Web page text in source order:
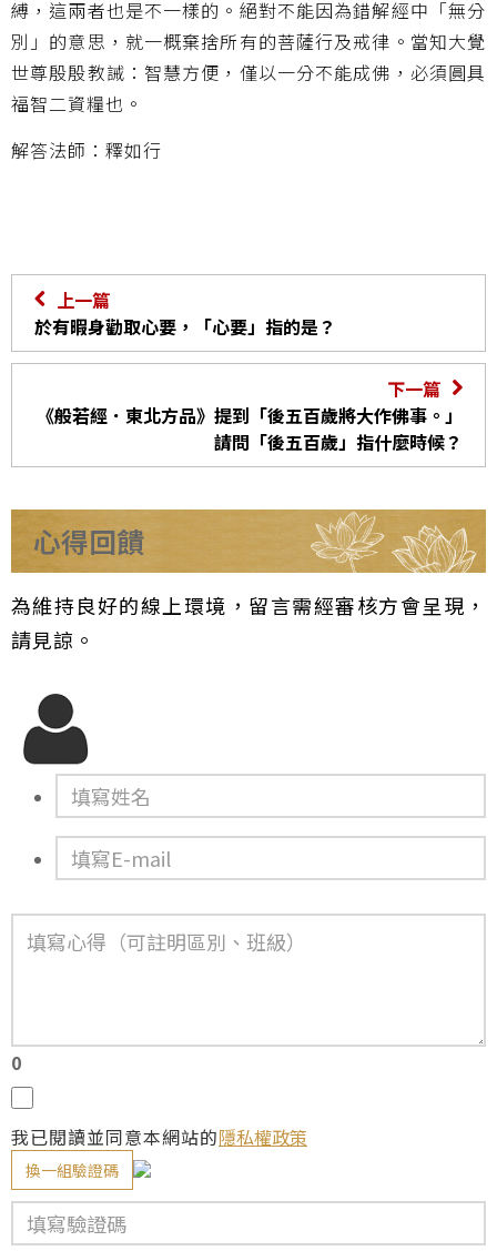
縛，這兩者也是不一樣的。絕對不能因為錯解經中「無分
別」的意思，就一概棄捨所有的菩薩行及戒律。當知大覺
世尊殷殷教誡：智慧方便，僅以一分不能成佛，必須圓具
福智二資糧也。
解答法師：釋如行
上一篇
於有暇身勸取心要，「心要」指的是？
下一篇
《般若經．東北方品》提到「後五百歲將大作佛事。」
請問「後五百歲」指什麼時候？
心得回饋
為維持良好的線上環境，留言需經審核方會呈現，
請見諒。
0
我已閱讀並同意本網站的隱私權政策
換一組驗證碼